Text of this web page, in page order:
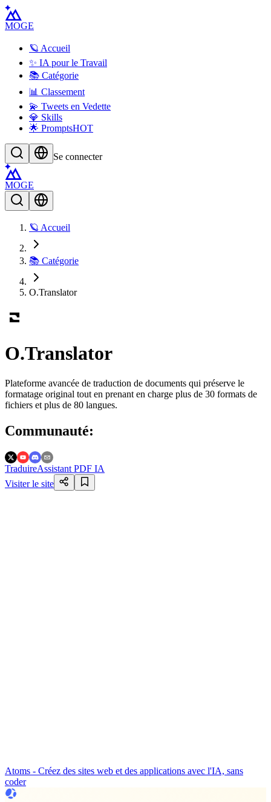
MOGE
🪐 Accueil
✨ IA pour le Travail
📚 Catégorie
📊 Classement
💫 Tweets en Vedette
💎 Skills
🌟 PromptsHOT
Se connecter
MOGE
🪐 Accueil
📚 Catégorie
O.Translator
O.Translator
Plateforme avancée de traduction de documents qui préserve le
formatage original tout en prenant en charge plus de 30 formats de
fichiers et plus de 80 langues.
Communauté:
TraduireAssistant PDF IA
Visiter le site
Atoms - Créez des sites web et des applications avec l'IA, sans
coder